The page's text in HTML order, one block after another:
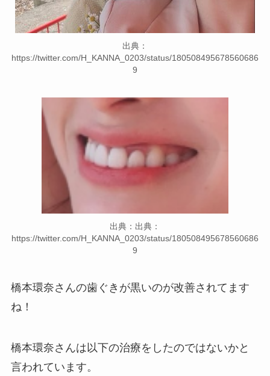
出典：
https://twitter.com/H_KANNA_0203/status/180508495678560686
9
出典：出典：
https://twitter.com/H_KANNA_0203/status/180508495678560686
9
橋本環奈さんの歯ぐきが黒いのが改善されてます
ね！
橋本環奈さんは以下の治療をしたのではないかと
言われています。